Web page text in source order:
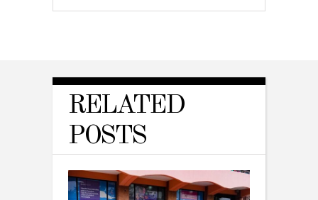
RELATED
POSTS